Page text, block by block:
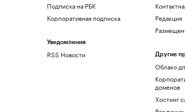
Подписка на РБК
Корпоративная подписка
Уведомления
RSS Новости
Редакция
Другие
Облако
доменов
Хостинг